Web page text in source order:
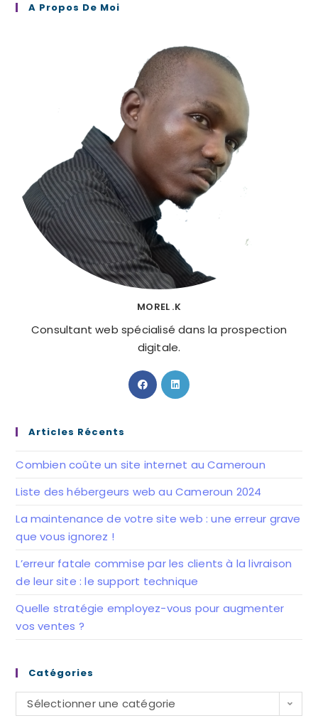
A Propos De Moi
MOREL .K
Consultant web spécialisé dans la prospection
digitale.
S’ouvre
dans
S’ouvre
Articles Récents
Combien coûte un site internet au Cameroun
Liste des hébergeurs web au Cameroun 2024
La maintenance de votre site web : une erreur grave
que vous ignorez !
L’erreur fatale commise par les clients à la livraison
de leur site : le support technique
Quelle stratégie employez-vous pour augmenter
vos ventes ?
Catégories
Catégories
Sélectionner une catégorie